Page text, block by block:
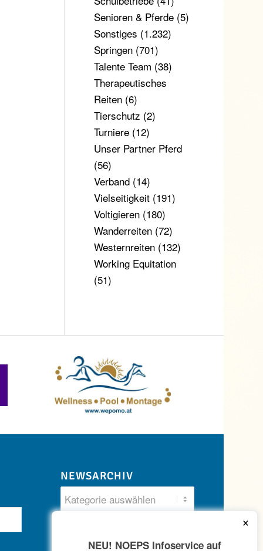
Senioren & Pferde(5)
Sonstiges (1.232)
Springen(701)
Talente Team (38)
Therapeutisches
Reiten(6)
Tierschutz (2)
Turniere(12)
Unser Partner Pferd
(56)
Verband(14)
Vielseitigkeit(191)
Voltigieren(180)
Wanderreiten(72)
Westernreiten(132)
Working Equitation
(51)
NEWSARCHIV
×
NEU! NOEPS Infoservice auf